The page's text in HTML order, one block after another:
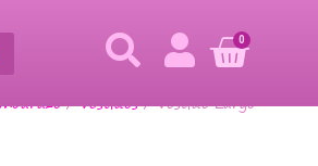
0
/Vestidos/ Vestido Largo